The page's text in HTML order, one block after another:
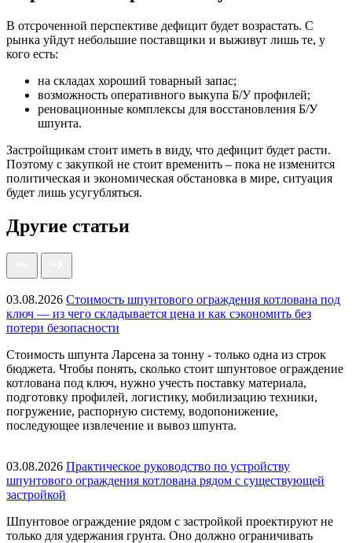
В отсроченной перспективе дефицит будет возрастать. С
рынка уйдут небольшие поставщики и выживут лишь те, у
кого есть:
на складах хороший товарный запас;
возможность оперативного выкупа Б/У профилей;
реновационные комплексы для восстановления Б/У
шпунта.
Застройщикам стоит иметь в виду, что дефицит будет расти.
Поэтому с закупкой не стоит временить – пока не изменится
политическая и экономическая обстановка в мире, ситуация
будет лишь усугубляться.
Другие статьи
03.08.2026 Стоимость шпунтового ограждения котлована под
ключ — из чего складывается цена и как сэкономить без
потери безопасности
Стоимость шпунта Ларсена за тонну - только одна из строк
бюджета. Чтобы понять, сколько стоит шпунтовое ограждение
котлована под ключ, нужно учесть поставку материала,
подготовку профилей, логистику, мобилизацию техники,
погружение, распорную систему, водопонижение,
последующее извлечение и вывоз шпунта.
03.08.2026 Практическое руководство по устройству
шпунтового ограждения котлована рядом с существующей
застройкой
Шпунтовое ограждение рядом с застройкой проектируют не
только для удержания грунта. Оно должно ограничивать